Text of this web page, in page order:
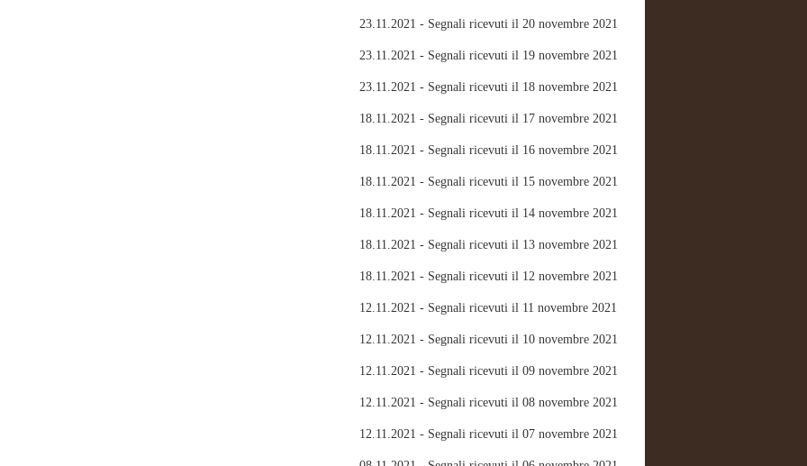
23.11.2021 - Segnali ricevuti il 20 novembre 2021
23.11.2021 - Segnali ricevuti il 19 novembre 2021
23.11.2021 - Segnali ricevuti il 18 novembre 2021
18.11.2021 - Segnali ricevuti il 17 novembre 2021
18.11.2021 - Segnali ricevuti il 16 novembre 2021
18.11.2021 - Segnali ricevuti il 15 novembre 2021
18.11.2021 - Segnali ricevuti il 14 novembre 2021
18.11.2021 - Segnali ricevuti il 13 novembre 2021
18.11.2021 - Segnali ricevuti il 12 novembre 2021
12.11.2021 - Segnali ricevuti il 11 novembre 2021
12.11.2021 - Segnali ricevuti il 10 novembre 2021
12.11.2021 - Segnali ricevuti il 09 novembre 2021
12.11.2021 - Segnali ricevuti il 08 novembre 2021
12.11.2021 - Segnali ricevuti il 07 novembre 2021